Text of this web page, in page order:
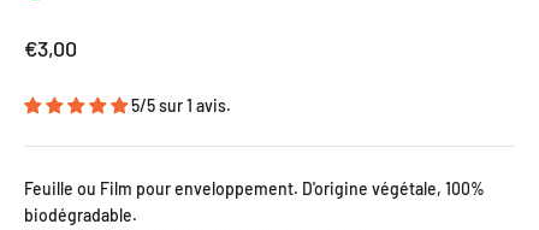
Prix de vente
€3,00
5/5 sur 1 avis.
Feuille ou Film pour enveloppement. D'origine végétale, 100%
biodégradable.